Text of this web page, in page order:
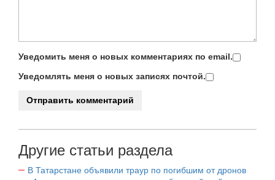
Уведомить меня о новых комментариях по email.
Уведомлять меня о новых записях почтой.
Другие статьи раздела
В Татарстане объявили траур по погибшим от дронов